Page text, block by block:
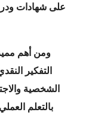
على شهادات
ومن أهم
التفكير
الشخصية
بالتعلم